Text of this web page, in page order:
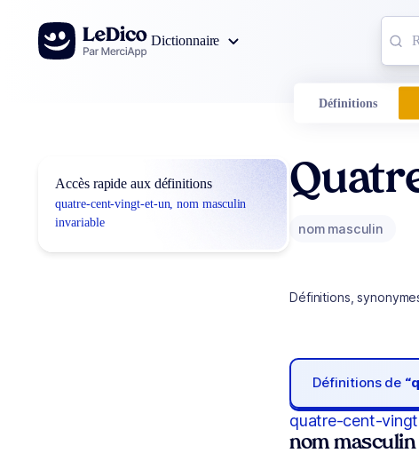
Aller au contenu
Dictionnaire
Définitions
Accès rapide aux définitions
quatre-cent-vingt-et-un, nom masculin
invariable
nom masculin
Définitions,
Définitions de
quatre-cent-
nom